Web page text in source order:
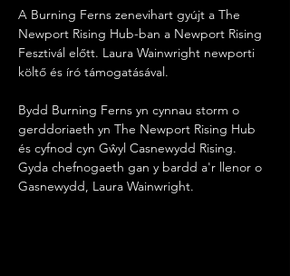
A Burning Ferns zenevihart gyújt a The
Newport Rising Hub-ban a Newport Rising
Fesztivál előtt. Laura Wainwright newporti
költő és író támogatásával.
Bydd Burning Ferns yn cynnau storm o
gerddoriaeth yn The Newport Rising Hub
és cyfnod cyn Gŵyl Casnewydd Rising.
Gyda chefnogaeth gan y bardd a'r llenor o
Gasnewydd, Laura Wainwright.